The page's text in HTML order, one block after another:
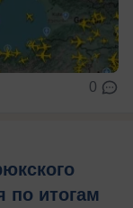
0
по итогам